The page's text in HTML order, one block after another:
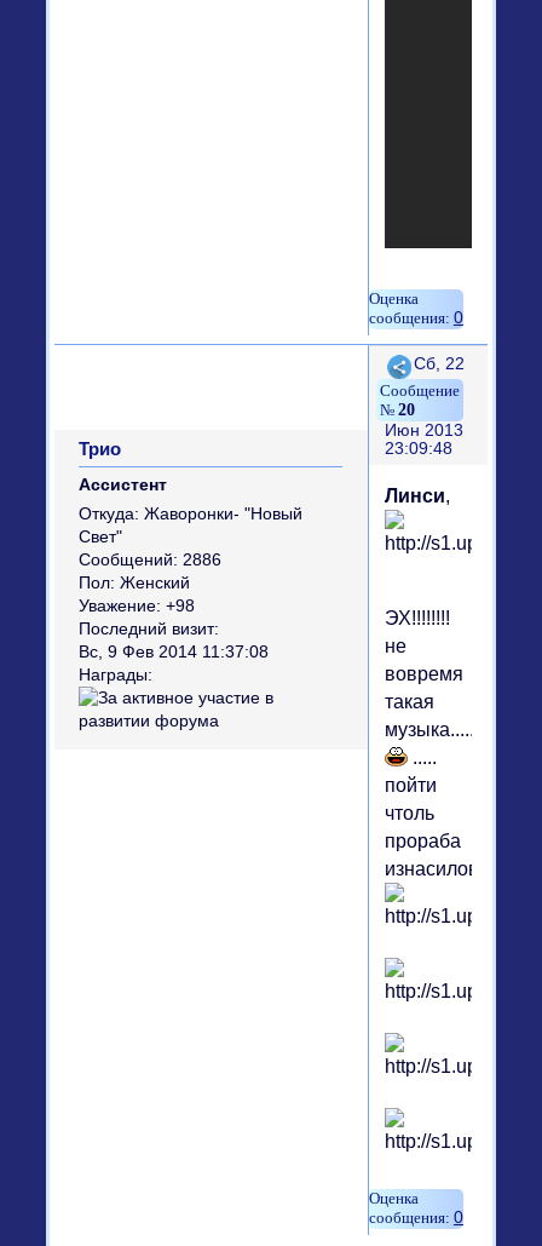
0
Поделиться
20
Сб, 22
Июн 2013
23:09:48
Трио
Ассистент
Откуда: Жаворонки- "Новый
Свет"
Сообщений: 2886
Пол: Женский
Уважение: +98
Последний визит:
Вс, 9 Фев 2014 11:37:08
Награды:
Линси,
ЭХ!!!!!!!!
не
вовремя
такая
музыка........
.....
пойти
чтоль
прораба
0